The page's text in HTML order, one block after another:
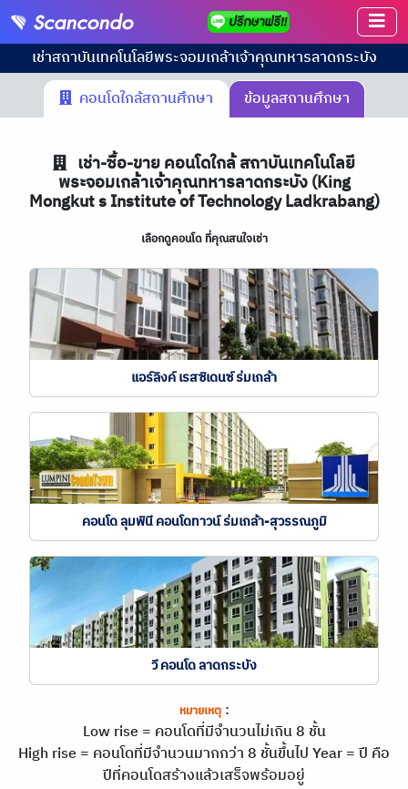
เช่าสถาบันเทคโนโลยีพระจอมเกล้าเจ้าคุณทหารลาดกระบัง
คอนโดใกล้สถานศึกษา
ข้อมูลสถานศึกษา
เช่า-ซื้อ-ขาย คอนโดใกล้ สถาบันเทคโนโลยี
พระจอมเกล้าเจ้าคุณทหารลาดกระบัง (King
Mongkut s Institute of Technology Ladkrabang)
เลือกดูคอนโด ที่คุณสนใจเช่า
แอร์ลิงค์ เรสซิเดนซ์ ร่มเกล้า
คอนโด ลุมพินี คอนโดทาวน์ ร่มเกล้า-สุวรรณภูมิ
วี คอนโด ลาดกระบัง
หมายเหตุ:
Low rise = คอนโดที่มีจำนวนไม่เกิน 8 ชั้น
High rise = คอนโดที่มีจำนวนมากกว่า 8 ชั้นขึ้นไปYear = ปี คือ
ปีที่คอนโดสร้างแล้วเสร็จพร้อมอยู่